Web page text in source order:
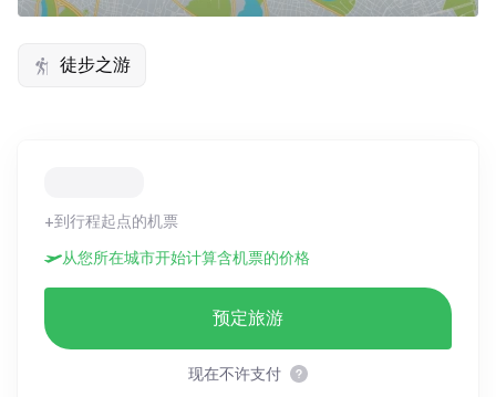
徒步之游
+到行程起点的机票
从您所在城市开始计算含机票的价格
预定旅游
现在不许支付